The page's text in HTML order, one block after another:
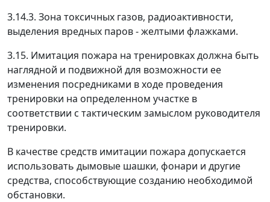
3.14.3. Зона токсичных газов, радиоактивности,
выделения вредных паров - желтыми флажками.
3.15. Имитация пожара на тренировках должна быть
наглядной и подвижной для возможности ее
изменения посредниками в ходе проведения
тренировки на определенном участке в
соответствии с тактическим замыслом руководителя
тренировки.
В качестве средств имитации пожара допускается
использовать дымовые шашки, фонари и другие
средства, способствующие созданию необходимой
обстановки.